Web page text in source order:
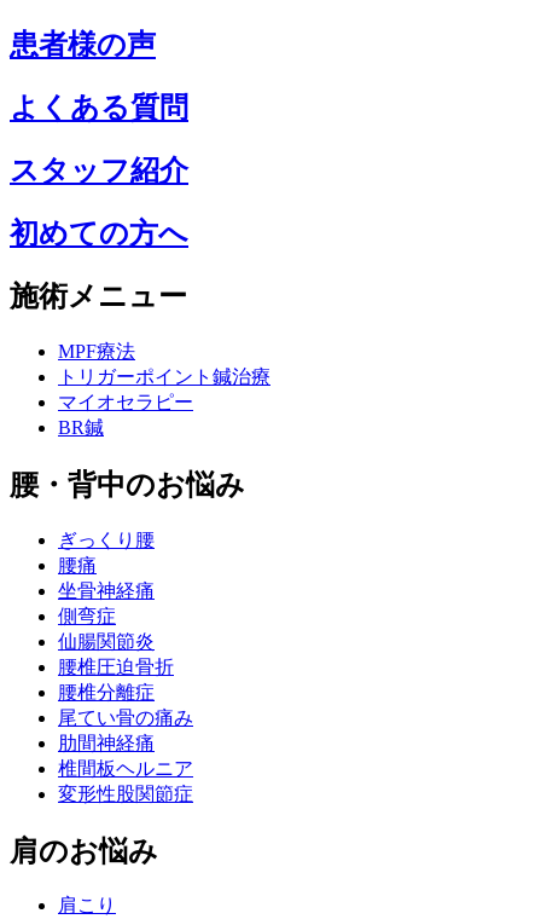
患者様の声
よくある質問
スタッフ紹介
初めての方へ
施術メニュー
MPF療法
トリガーポイント鍼治療
マイオセラピー
BR鍼
腰・背中のお悩み
ぎっくり腰
腰痛
坐骨神経痛
側弯症
仙腸関節炎
腰椎圧迫骨折
腰椎分離症
尾てい骨の痛み
肋間神経痛
椎間板ヘルニア
変形性股関節症
肩のお悩み
肩こり